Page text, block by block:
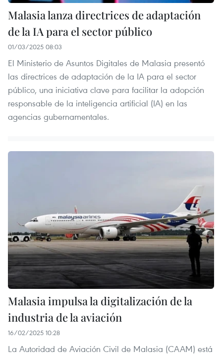
Malasia lanza directrices de adaptación
de la IA para el sector público
01/03/2025 08:03
El Ministerio de Asuntos Digitales de Malasia presentó
las directrices de adaptación de la IA para el sector
público, una iniciativa clave para facilitar la adopción
responsable de la inteligencia artificial (IA) en las
agencias gubernamentales.
Malasia impulsa la digitalización de la
industria de la aviación
16/02/2025 10:28
La Autoridad de Aviación Civil de Malasia (CAAM) está